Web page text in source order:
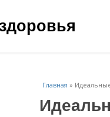
Главная »